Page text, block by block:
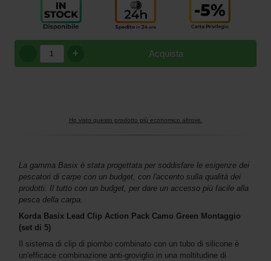
Acquista
+
Ho visto questo prodotto più economico altrove.
La gamma Basix è stata progettata per soddisfare le esigenze dei
pescatori di carpe con un budget, con l'accento sulla qualità dei
prodotti. Il tutto con un budget, per dare un accesso più facile alla
pesca della carpa.
Korda Basix Lead Clip Action Pack Camo Green Montaggio
(set di 5)
Il sistema di clip di piombo combinato con un tubo di silicone è
un'efficace combinazione anti-groviglio in una moltitudine di